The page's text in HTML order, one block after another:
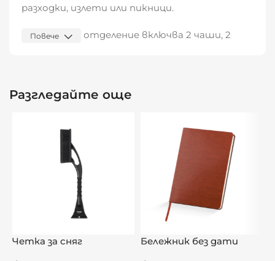
разходки, излети или пикници.
Основното отделение включва 2 чаши, 2
другата – страничен джоб за бутилка.
Видяна от:
Повече
Разгледайте още
Четка за сняг
Бележник без дати